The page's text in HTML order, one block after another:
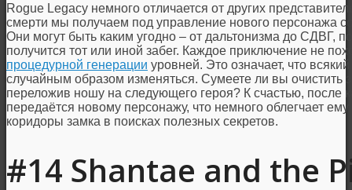
Rogue Legacy немного отличается от других
смерти мы получаем под управление нового персонажа
Они могут быть каким угодно – от дальтонизма до СДВГ,
получится тот или иной забег. Каждое приключение не
процедурной генерации уровней. Это означает, что
случайным образом изменяться. Сумеете ли вы очистить
переложив ношу на следующего героя? К счастью, после
передаётся новому персонажу, что немного облегчает
коридоры замка в поисках полезных секретов.
#14 Shantae and the